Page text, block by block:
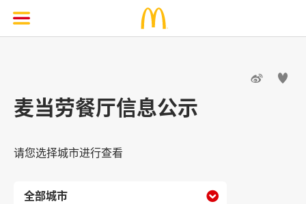
 
麦当劳餐厅信息公示
请您选择城市进行查看
